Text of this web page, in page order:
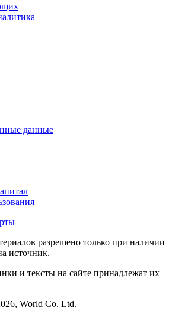
данные
разрешено только при наличии
источник.
и тексты на сайте принадлежат их
World Co. Ltd.